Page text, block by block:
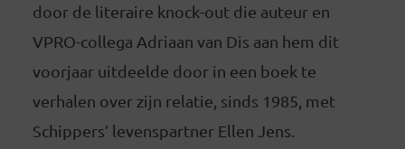
door de literaire knock-out die auteur en
VPRO-collega Adriaan van Dis aan hem dit
voorjaar uitdeelde door in een boek te
verhalen over zijn relatie, sinds 1985, met
Schippers’ levenspartner Ellen Jens.